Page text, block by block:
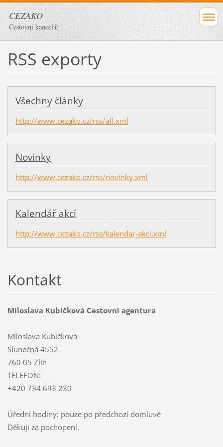
CEZAKO
Cestovní kancelář
RSS exporty
Všechny články
http://www.cezako.cz/rss/all.xml
Novinky
http://www.cezako.cz/rss/novinky.xml
Kalendář akcí
http://www.cezako.cz/rss/kalendar-akci.xml
Kontakt
Miloslava Kubíčková Cestovní agentura
Miloslava Kubíčková
Slunečná 4552
760 05 Zlín
TELEFON:
+420 734 693 230
Úřední hodiny: pouze po předchozí domluvě
Děkuji za pochopení.